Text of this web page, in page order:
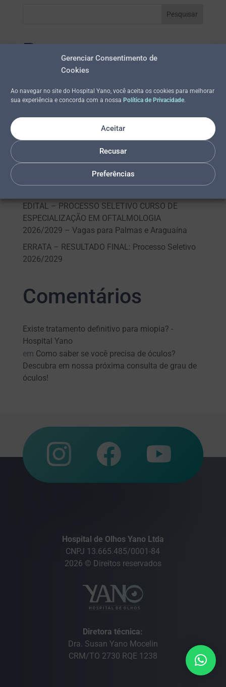
Gerenciar Consentimento de
Cookies
Ao navegar no site do Hospital Yano, você aceita os cookies para melhorar
sua experiência e concorda com a nossa Política de Privacidade.
Aceitar
Recusar
Preferências
Pesquisar
Posts recentes
Especialização em Oftalmologia 2026/2029
Curso de Especialização em
INSCRIÇÕES HOMOLOGADAS: Processo Seletivo
Curso de Especialização em
Oftalmologia 2026/2029 – Vagas para Palmas e
EDITAL – PROCESSO SELETIVO CURSO DE
ESPECIALIZAÇÃO EM OFTALMOLOGIA
2026/2029 – Vagas para Palmas e Araguaína
ERRATA – RESULTADO FINAL: Processo Seletivo
2026/2029
Comentários
Existe tratamento definitivo para miopia? -
Hospital Yano
em Como saber se você precisa de óculos?
Descubra em nossa próxima consulta de grau de
óculos!
Hospital de Olhos Yano Ltda
CNPJ 13.665.485/0001-84
2026 © Direitos reservados
Diretora técnica:
Dra. Susan Yano Mocelin
CRM/TO 2730 RQE 1238